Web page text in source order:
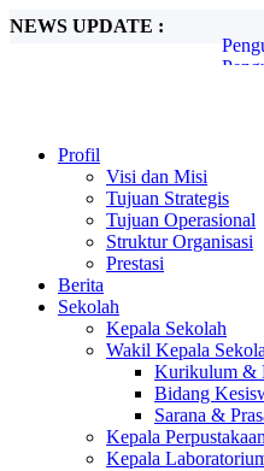
NEWS UPDATE :
Profil
Visi dan Misi
Tujuan Strategis
Tujuan Operasional
Struktur Organisasi
Prestasi
Berita
Sekolah
Kepala Sekolah
Wakil Kepala
Kurikulum &
Bidang
Sarana &
Kepala Perpustakaan
Kepala